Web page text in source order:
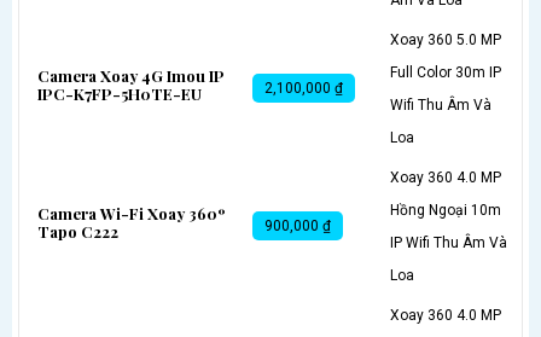
Camera Xoay 4G Imou IP
IPC-K7FP-5H0TE-EU
2,100,000 ₫
Xoay 360 5.0 MP
Full Color 30m IP
Wifi Thu Âm Và
Loa
Camera Wi-Fi Xoay 360º
Tapo C222
900,000 ₫
Xoay 360 4.0 MP
Hồng Ngoại 10m
IP Wifi Thu Âm Và
Loa
Xoay 360 4.0 MP